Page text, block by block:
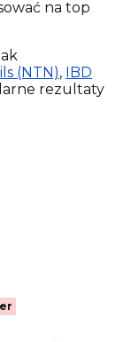
na top
(NTN), IBD
rezultaty
produkty